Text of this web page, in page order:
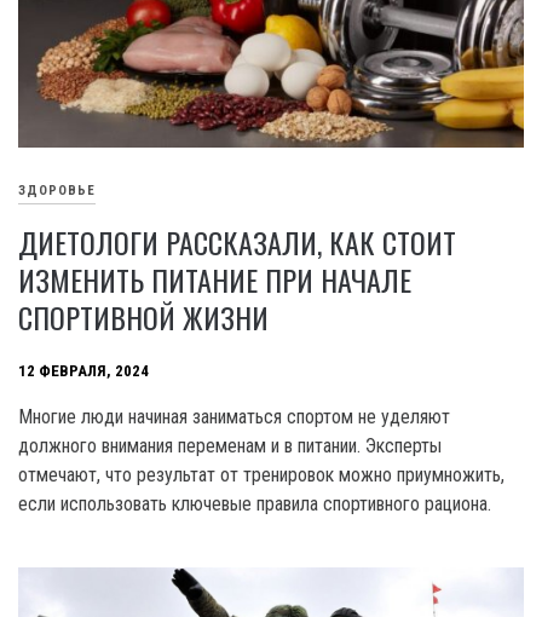
ЗДОРОВЬЕ
ДИЕТОЛОГИ РАССКАЗАЛИ, КАК СТОИТ
ИЗМЕНИТЬ ПИТАНИЕ ПРИ НАЧАЛЕ
СПОРТИВНОЙ ЖИЗНИ
12 ФЕВРАЛЯ, 2024
Многие люди начиная заниматься спортом не уделяют
должного внимания переменам и в питании. Эксперты
отмечают, что результат от тренировок можно приумножить,
если использовать ключевые правила спортивного рациона.